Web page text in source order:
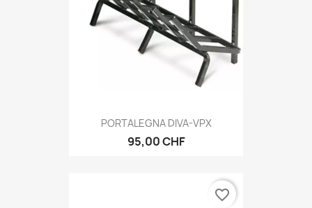
PORTALEGNA DIVA-VPX
95,00 CHF
favorite_border